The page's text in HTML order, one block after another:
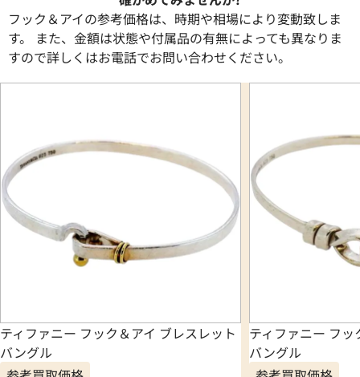
フック＆アイの参考価格は、時期や相場により変動致しま
す。 また、金額は状態や付属品の有無によっても異なりま
すので詳しくはお電話でお問い合わせください。
ティファニー フック＆アイ ブレスレット
バングル
ティファニー フ
バングル